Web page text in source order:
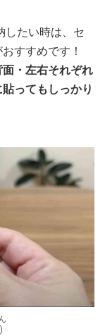
したい時は、セ
すすめです！
・左右それぞれ
ってもしっかり